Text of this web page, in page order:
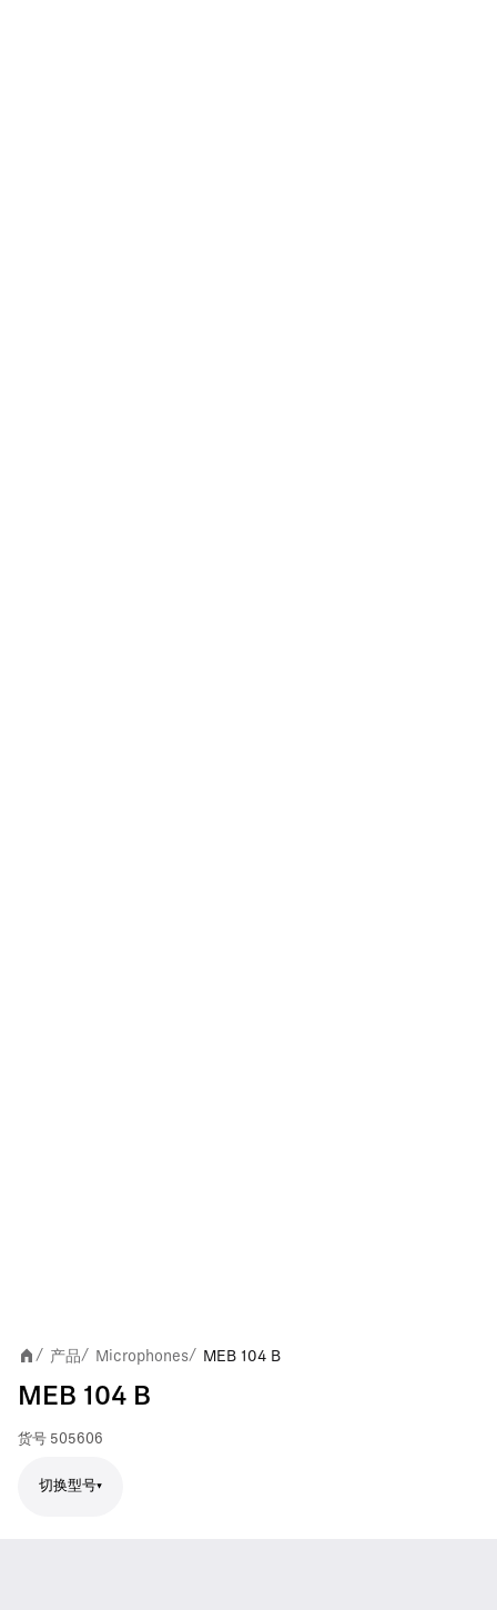
/ 产品/ Microphones/ MEB 104 B
MEB 104 B
货号 505606
切换型号